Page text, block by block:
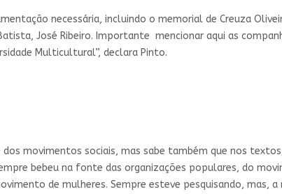
necessária, incluindo o memorial de Creuza
José Ribeiro. Importante mencionar aqui as
Multicultural”, declara Pinto.
movimentos sociais, mas sabe também que nos
bebeu na fonte das organizações populares, do
de mulheres. Sempre esteve pesquisando, mas, a